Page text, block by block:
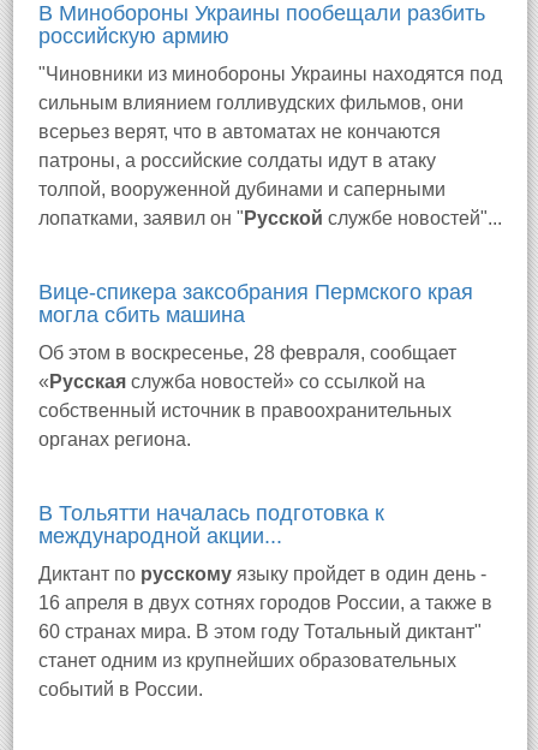
В Минобороны Украины пообещали разбить
российскую армию
"Чиновники из минобороны Украины находятся под
сильным влиянием голливудских фильмов, они
всерьез верят, что в автоматах не кончаются
патроны, а российские солдаты идут в атаку
толпой, вооруженной дубинами и саперными
лопатками, заявил он " Русской службе новостей"...
Вице-спикера заксобрания Пермского края
могла сбить машина
Об этом в воскресенье, 28 февраля, сообщает
« Русская служба новостей» со ссылкой на
собственный источник в правоохранительных
органах региона.
В Тольятти началась подготовка к
международной акции...
Диктант по русскому языку пройдет в один день -
16 апреля в двух сотнях городов России, а также в
60 странах мира. В этом году Тотальный диктант"
станет одним из крупнейших образовательных
событий в России.